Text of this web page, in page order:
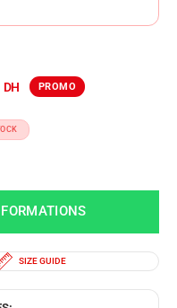
SIZE GUIDE